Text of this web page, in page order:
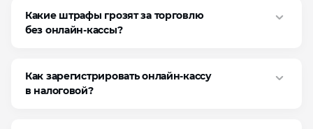
Какие штрафы грозят за торговлю
без онлайн‑кассы?
Как зарегистрировать онлайн‑кассу
в налоговой?